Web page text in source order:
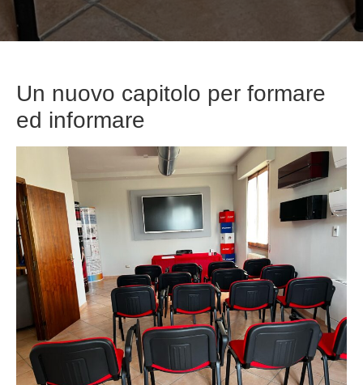
Un nuovo capitolo per formare
ed informare